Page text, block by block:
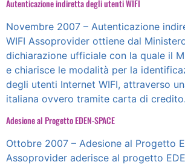
Autenticazione indiretta degli utenti WIFI
Novembre 2007 – Autenticazione
WIFI Assoprovider ottiene dal
dichiarazione ufficiale con la quale il
e chiarisce le modalità per la
degli utenti Internet WIFI, attraverso
italiana ovvero tramite carta di credito.
Adesione al Progetto EDEN-SPACE
Ottobre 2007 – Adesione al Progetto
Assoprovider aderisce al progetto